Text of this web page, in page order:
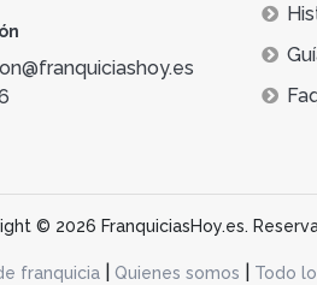
© 2026 FranquiciasHoy.es.
franquicia| Quienes somos Todo